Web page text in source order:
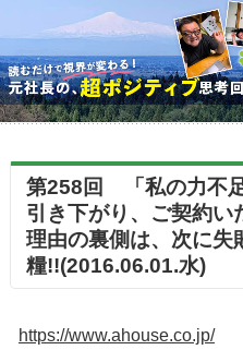
第258回 「私の力不
引き下がり、ご契約い
理由の裏側は、次に失
糧!!(2016.06.01.水)
https://www.ahouse.co.jp/